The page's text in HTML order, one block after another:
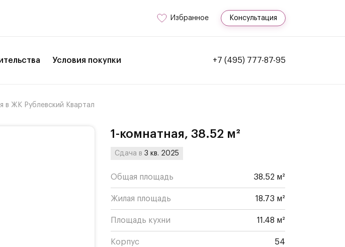
Избранное Консультация
Условия покупки +7 (495) 777-87-95
в ЖК Рублевский Квартал
1-комнатная, 38.52 м²
Сдача в3 кв. 2025
Общая площадь 38.52 м²
Жилая площадь 18.73 м²
Площадь кухни 11.48 м²
Корпус 54